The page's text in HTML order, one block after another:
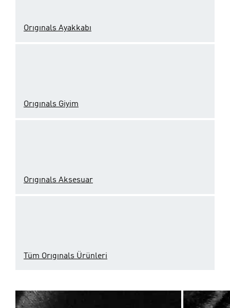
Orıgınals Ayakkabı
Orıgınals Giyim
Orıgınals Aksesuar
Tüm Orıgınals Ürünleri